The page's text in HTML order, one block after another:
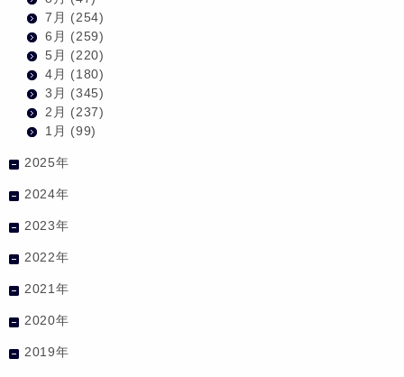
7月 (254)
6月 (259)
5月 (220)
4月 (180)
3月 (345)
2月 (237)
1月 (99)
2025年
2024年
2023年
2022年
2021年
2020年
2019年